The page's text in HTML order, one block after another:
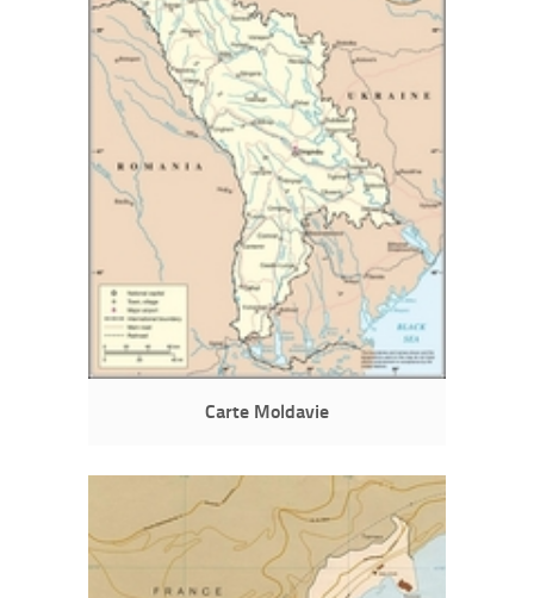
Carte Moldavie